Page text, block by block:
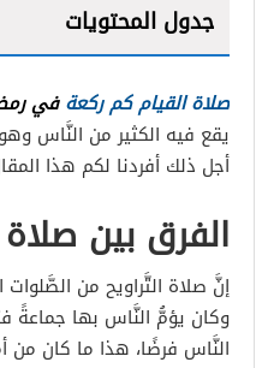
جدول المحتويات
صلاة القيام كم ركعةفي
يقع فيه الكثير من النَّاس
أجل ذلك أفردنا لكم هذا
الفرق بين صلاة
إنَّ صلاة التَّراويح من
وكان يؤمُّ النَّاس بها جماعةً
النَّاس فرضًا، هذا ما كان من